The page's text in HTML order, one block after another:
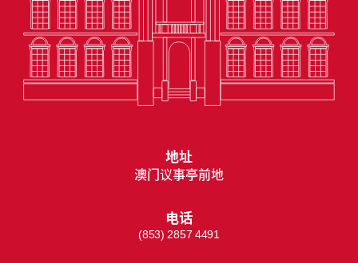
地址
澳门议事亭前地
电话
(853) 2857 4491